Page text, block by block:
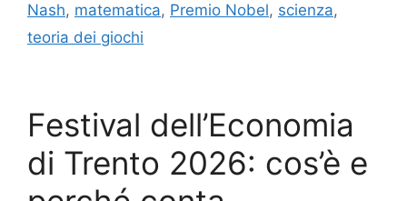
Nash, matematica, Premio Nobel, scienza,
teoria dei giochi
Festival dell’Economia
di Trento 2026: cos’è e